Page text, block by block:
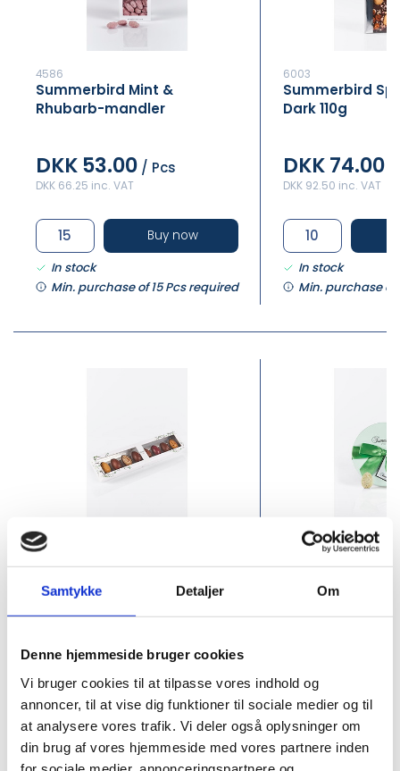
Samtykke Detaljer Om
Denne hjemmeside bruger cookies
Vi bruger cookies til at tilpasse vores indhold og
annoncer, til at vise dig funktioner til sociale medier og til
at analysere vores trafik. Vi deler også oplysninger om
din brug af vores hjemmeside med vores partnere inden
4586
Summerbird Mint &
Rhubarb-mandler
DKK 53.00 / Pcs
DKK 66.25 inc. VAT
Buy now
In stock
Min. purchase of 15 Pcs required
6003
Summerbird
Dark 110g
DKK 74.00
DKK 92.50 inc. VAT
In stock
Min. purchase of
5896
DKK 277.50 inc. VAT
Buy now
In stock
Min. purchase of 9 Pcs required
5977
Summerbird
In stock
Min. purchase of